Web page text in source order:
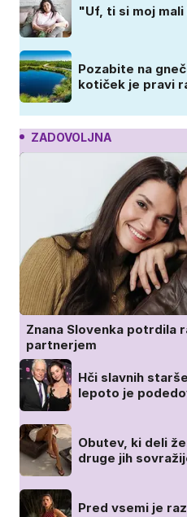
"Uf, ti si moj
Pozabite na
kotiček je pravi
ZADOVOLJNA
Znana Slovenka potrdila
partnerjem
Hči slavnih
lepoto je
Obutev, ki deli
druge jih
Pred vsemi je